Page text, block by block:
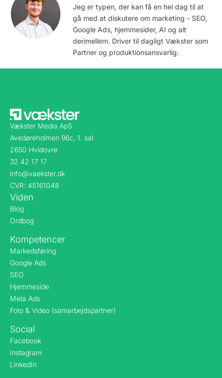
Jeg er typen, der kan få en hel dag til at
gå med at diskutere om marketing - SEO,
Google Ads, hjemmesider, AI og alt
derimellem. Driver til dagligt Vækster som
Partner og produktionsansvarlig.
Vækster Media ApS
Avedøreholmen 96c, 1. sal
2650 Hvidovre
32 42 17 17
info@vaekster.dk
CVR: 45161048
Viden
Blog
Ordbog
Kompetencer
Markedsføring
Google Ads
SEO
Hjemmeside
Meta Ads
Foto & Video (samarbejdspartner)
Social
Facebook
Instagram
LinkedIn